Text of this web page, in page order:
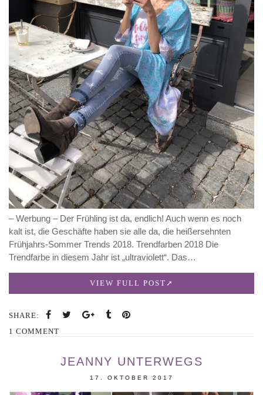
– Werbung – Der Frühling ist da, endlich! Auch wenn es noch
kalt ist, die Geschäfte haben sie alle da, die heißersehnten
Frühjahrs-Sommer Trends 2018. Trendfarben 2018 Die
Trendfarbe in diesem Jahr ist „ultraviolett“. Das…
VIEW FULL POST
SHARE:
1 COMMENT
JEANNY UNTERWEGS
17. OKTOBER 2017